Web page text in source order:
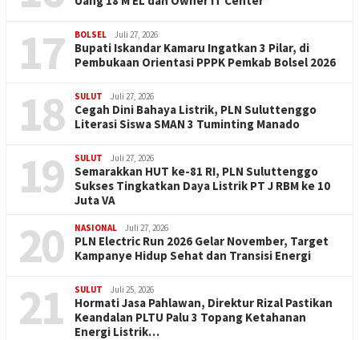
17 BOLSEL Juli 27, 2026
Bupati Iskandar Kamaru Ingatkan 3 Pilar, di
Pembukaan Orientasi PPPK Pemkab Bolsel 2026
18 SULUT Juli 27, 2026
Cegah Dini Bahaya Listrik, PLN Suluttenggo
Literasi Siswa SMAN 3 Tuminting Manado
19 SULUT Juli 27, 2026
Semarakkan HUT ke-81 RI, PLN Suluttenggo
Sukses Tingkatkan Daya Listrik PT J RBM ke 10
Juta VA
20 NASIONAL Juli 27, 2026
PLN Electric Run 2026 Gelar November, Target
Kampanye Hidup Sehat dan Transisi Energi
21 SULUT Juli 25, 2026
Hormati Jasa Pahlawan, Direktur Rizal Pastikan
Keandalan PLTU Palu 3 Topang Ketahanan
Energi Listrik…